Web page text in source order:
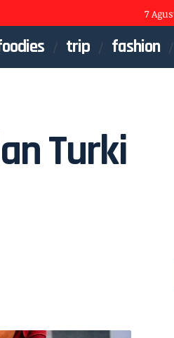
7
trip fashion
Turki